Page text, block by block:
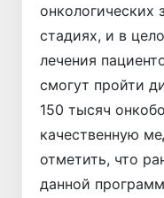
онкологических
стадиях, и в
лечения
смогут пройти
150 тысяч
качественную
отметить, что
данной